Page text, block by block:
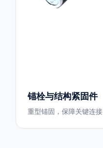
锚栓与结构紧固件
重型锚固，保障关键连接